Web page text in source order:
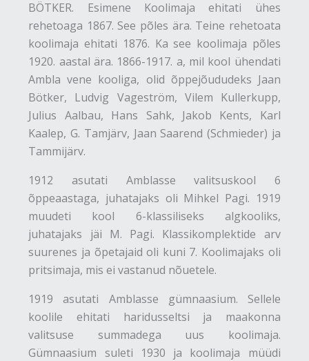
BÖTKER. Esimene Koolimaja ehitati ühes
rehetoaga 1867. See põles ära. Teine rehetoata
koolimaja ehitati 1876. Ka see koolimaja põles
1920. aastal ära. 1866-1917. a, mil kool ühendati
Ambla vene kooliga, olid õppejõududeks Jaan
Bötker, Ludvig Vageström, Vilem Kullerkupp,
Julius Aalbau, Hans Sahk, Jakob Kents, Karl
Kaalep, G. Tamjärv, Jaan Saarend (Schmieder) ja
Tammijärv.
1912 asutati Amblasse valitsuskool 6
õppeaastaga, juhatajaks oli Mihkel Pagi. 1919
muudeti kool 6-klassiliseks algkooliks,
juhatajaks jäi M. Pagi. Klassikomplektide arv
suurenes ja õpetajaid oli kuni 7. Koolimajaks oli
pritsimaja, mis ei vastanud nõuetele.
1919 asutati Amblasse gümnaasium. Sellele
koolile ehitati haridusseltsi ja maakonna
valitsuse summadega uus koolimaja.
Gümnaasium suleti 1930 ja koolimaja müüdi